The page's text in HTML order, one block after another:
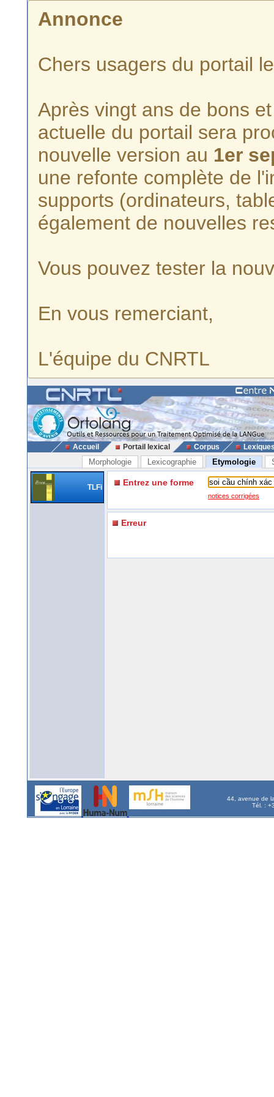
Annonce
Chers usagers du portail
Après vingt ans de bons
actuelle du portail sera
nouvelle version au 1er
une refonte complète de
supports (ordinateurs,
également de nouvelles
Vous pouvez tester la
En vous remerciant,
L'équipe du CNRTL
Accueil Portail lexical Corpus
Morphologie Lexicographie Etymologie
TLFi Entrez une forme
notices corrigées
Erreur
44, avenue de
Tél. :